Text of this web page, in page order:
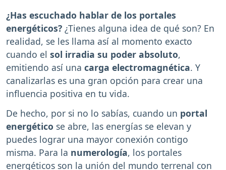
¿Has escuchado hablar de los portales
energéticos? ¿Tienes alguna idea de qué son? En
realidad, se les llama así al momento exacto
cuando el sol irradia su poder absoluto,
emitiendo así una carga electromagnética. Y
canalizarlas es una gran opción para crear una
influencia positiva en tu vida.
De hecho, por si no lo sabías, cuando un portal
energético se abre, las energías se elevan y
puedes lograr una mayor conexión contigo
misma. Para la numerología, los portales
energéticos son la unión del mundo terrenal con